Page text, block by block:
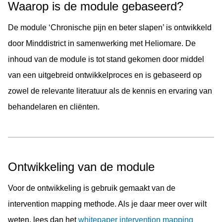
Waarop is de module gebaseerd?
De module ‘Chronische pijn en beter slapen’ is ontwikkeld
door Minddistrict in samenwerking met Heliomare. De
inhoud van de module is tot stand gekomen door middel
van een uitgebreid ontwikkelproces en is gebaseerd op
zowel de relevante literatuur als de kennis en ervaring van
behandelaren en cliënten.
Ontwikkeling van de module
Voor de ontwikkeling is gebruik gemaakt van de
intervention mapping methode. Als je daar meer over wilt
weten, lees dan hetwhitepaper intervention mapping